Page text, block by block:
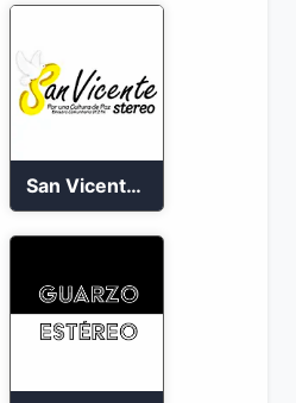
San Vicente de Chucuri 91.2 FM